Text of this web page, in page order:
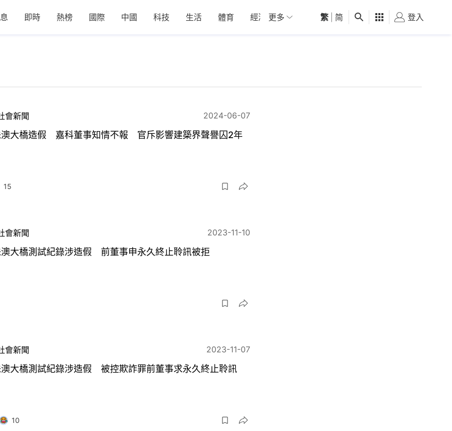
即時 熱榜 國際 中國 科技 生活 體育 經濟 01深圳 觀點 健康 好食玩飛
更多 繁 简 登入
會新聞 2024-06-07
大橋造假 嘉科董事知情不報 官斥影響建築界聲譽囚2年
15
會新聞 2023-11-10
大橋測試紀錄涉造假 前董事申永久終止聆訊被拒
會新聞 2023-11-07
大橋測試紀錄涉造假 被控欺詐罪前董事求永久終止聆訊
10